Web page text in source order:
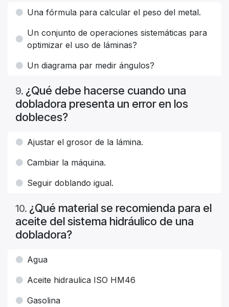
Una fórmula para calcular el peso del metal.
Un conjunto de operaciones sistemáticas para
optimizar el uso de láminas?
Un diagrama par medir ángulos?
9. ¿Qué debe hacerse cuando una
dobladora presenta un error en los
dobleces?
Ajustar el grosor de la lámina.
Cambiar la máquina.
Seguir doblando igual.
10. ¿Qué material se recomienda para el
aceite del sistema hidráulico de una
dobladora?
Agua
Aceite hidraulica ISO HM46
Gasolina